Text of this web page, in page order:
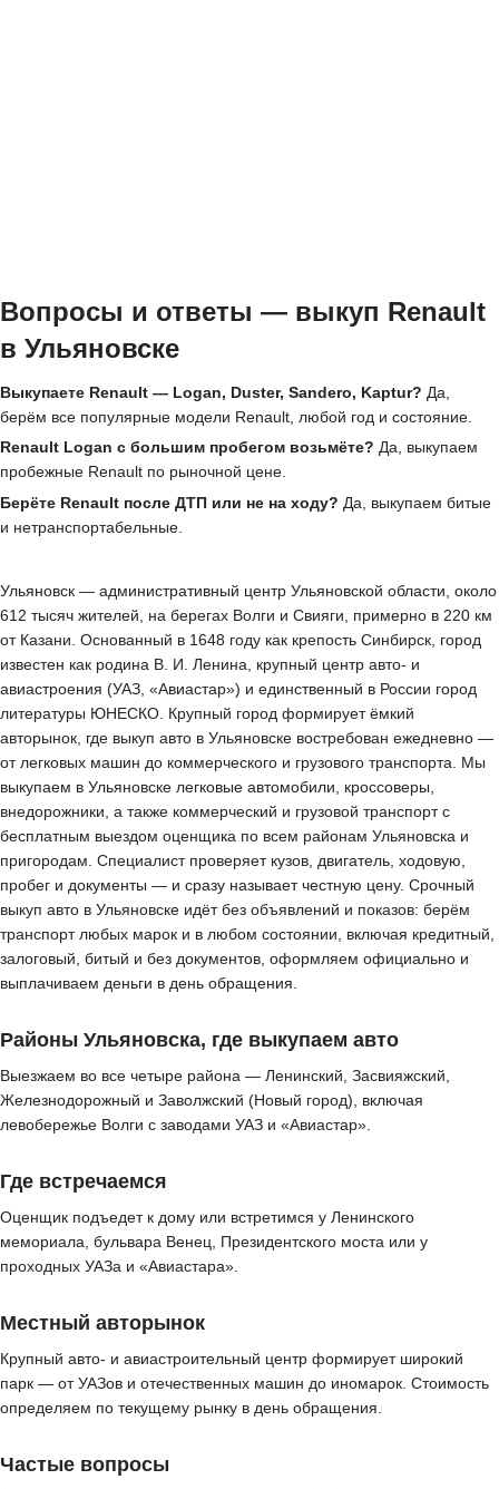
Вопросы и ответы — выкуп Renault
в Ульяновске
Выкупаете Renault — Logan, Duster, Sandero, Kaptur? Да,
берём все популярные модели Renault, любой год и состояние.
Renault Logan с большим пробегом возьмёте? Да, выкупаем
пробежные Renault по рыночной цене.
Берёте Renault после ДТП или не на ходу? Да, выкупаем битые
и нетранспортабельные.
Ульяновск — административный центр Ульяновской области, около
612 тысяч жителей, на берегах Волги и Свияги, примерно в 220 км
от Казани. Основанный в 1648 году как крепость Синбирск, город
известен как родина В. И. Ленина, крупный центр авто- и
авиастроения (УАЗ, «Авиастар») и единственный в России город
литературы ЮНЕСКО. Крупный город формирует ёмкий
авторынок, где выкуп авто в Ульяновске востребован ежедневно —
от легковых машин до коммерческого и грузового транспорта. Мы
выкупаем в Ульяновске легковые автомобили, кроссоверы,
внедорожники, а также коммерческий и грузовой транспорт с
бесплатным выездом оценщика по всем районам Ульяновска и
пригородам. Специалист проверяет кузов, двигатель, ходовую,
пробег и документы — и сразу называет честную цену. Срочный
выкуп авто в Ульяновске идёт без объявлений и показов: берём
транспорт любых марок и в любом состоянии, включая кредитный,
залоговый, битый и без документов, оформляем официально и
выплачиваем деньги в день обращения.
Районы Ульяновска, где выкупаем авто
Выезжаем во все четыре района — Ленинский, Засвияжский,
Железнодорожный и Заволжский (Новый город), включая
левобережье Волги с заводами УАЗ и «Авиастар».
Где встречаемся
Оценщик подъедет к дому или встретимся у Ленинского
мемориала, бульвара Венец, Президентского моста или у
проходных УАЗа и «Авиастара».
Местный авторынок
Крупный авто- и авиастроительный центр формирует широкий
парк — от УАЗов и отечественных машин до иномарок. Стоимость
определяем по текущему рынку в день обращения.
Частые вопросы